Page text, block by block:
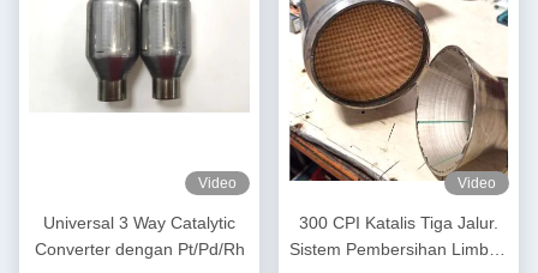
Video
Universal 3 Way Catalytic
Converter dengan Pt/Pd/Rh
Video
300 CPI Katalis Tiga Jalur.
Sistem Pembersihan Limbah